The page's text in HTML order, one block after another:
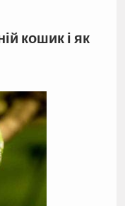
кошик і як